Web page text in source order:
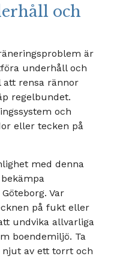
och
är
underhåll och
att rensa rännor
regelbundet.
och
eller tecken på
med denna
Var
på fukt eller
undvika allvarliga
boendemiljö. Ta
av ett torrt och